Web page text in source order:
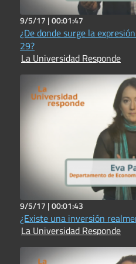
9/5/17 |00:01:47
¿De donde surge la
29?
La Universidad Responde
9/5/17 |00:01:43
¿Existe una inversión
La Universidad Responde